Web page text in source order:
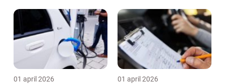
01 april 2026 01 april 2026